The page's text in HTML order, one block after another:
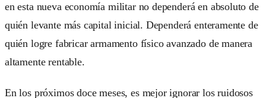
en esta nueva economía militar no dependerá en absoluto de
quién levante más capital inicial. Dependerá enteramente de
quién logre fabricar armamento físico avanzado de manera
altamente rentable.
En los próximos doce meses, es mejor ignorar los ruidosos